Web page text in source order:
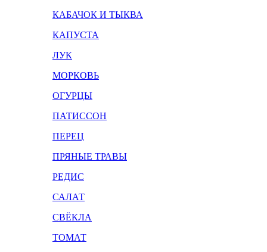
КАБАЧОК И ТЫКВА
КАПУСТА
ЛУК
МОРКОВЬ
ОГУРЦЫ
ПАТИССОН
ПЕРЕЦ
ПРЯНЫЕ ТРАВЫ
РЕДИС
САЛАТ
СВЁКЛА
ТОМАТ